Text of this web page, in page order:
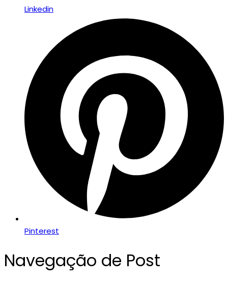
Linkedin
Pinterest
Navegação de Post